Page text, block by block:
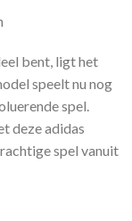
bent, ligt het
speelt nu nog
spel.
deze adidas
spel vanuit